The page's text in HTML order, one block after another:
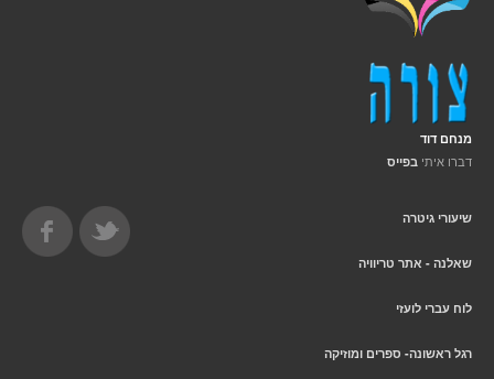
מנחם דוד
דברו איתי בפייס
שיעורי גיטרה
שאלנה - אתר טריוויה
לוח עברי לועזי
רגל ראשונה- ספרים ומוזיקה